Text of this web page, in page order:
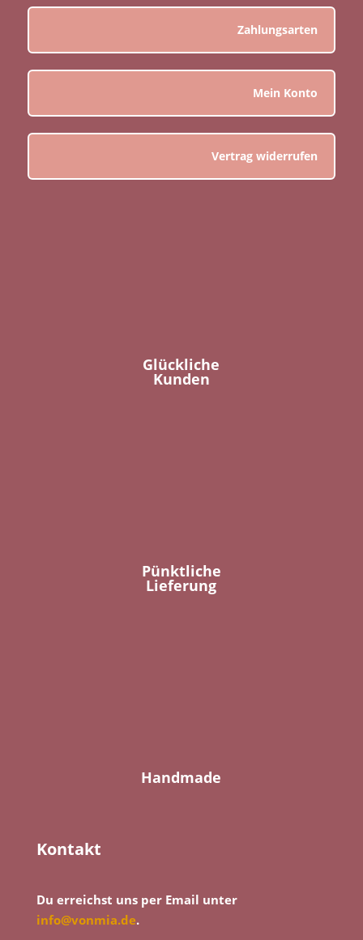
Zahlungsarten
Mein Konto
Vertrag widerrufen
Glückliche
Kunden
Pünktliche
Lieferung
Handmade
Kontakt
Du erreichst uns per Email unter
info@vonmia.de.